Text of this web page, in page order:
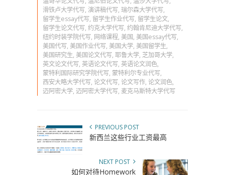
滑铁卢大学代写, 演讲稿代写, 瑞尔森大学代写,
留学生essay代写, 留学生作业代写, 留学生论文,
留学生论文代写, 约克大学代写, 约翰肯尼迪大学代写,
纽约时装学院代写, 网络课程, 美国, 美国essay代写,
美国代写, 美国作业代写, 美国大学, 美国留学生,
美国研究生, 美国论文代写, 耶鲁大学, 芝加哥大学,
英文论文代写, 英语论文代写, 英语论文润色,
蒙特利国际研究学院代写, 蒙特利尔专业代写,
西安大略大学代写, 论文代写, 论文写作, 论文润色,
迈阿密大学, 迈阿密大学代写, 麦克马斯特大学代写
PREVIOUS POST
新西兰这些行业工资最高
NEXT POST
如何对待Homework